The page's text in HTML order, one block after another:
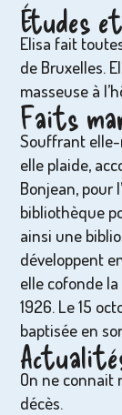
Études
Elisa fait
de Bruxelles.
masseuse à
Faits
Souffrant
elle plaide,
Bonjean, pour
bibliothèque
ainsi une
développent
elle cofonde
1926. Le 15
baptisée en
On ne connait
décès.